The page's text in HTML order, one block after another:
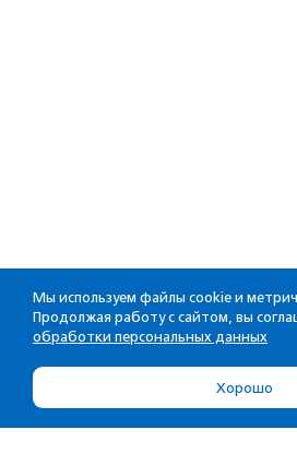
Мы используем файлы cookie и
Продолжая работу с сайтом, вы
обработки персональных данных
Хорошо